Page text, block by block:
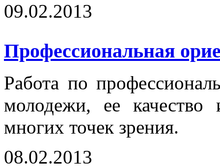
09.02.2013
Профессиональная
Работа по
молодежи, ее качество
многих точек зрения.
08.02.2013